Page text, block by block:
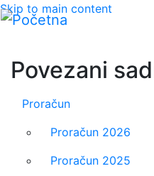
Skip to main content
Povezani
Proračun
Proračun 2026
Proračun 2025